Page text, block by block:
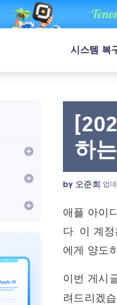
시스템 복
하
by 오준희 업
애플 아이
다. 이 계
에게 양도
이번 게시
려드리겠